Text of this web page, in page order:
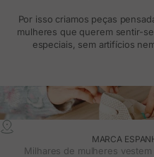
Por isso criamos peças
mulheres que querem sentir-
especiais, sem artifícios
MARCA
Milhares de mulheres vestem